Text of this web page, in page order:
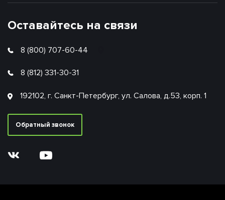
Оставайтесь на связи
8 (800) 707-60-44
8 (812) 331-30-31
192102, г. Санкт-Петербург, ул. Салова, д.53, корп. 1
Обратный звонок